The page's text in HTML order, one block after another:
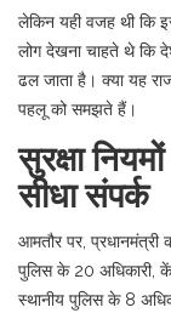
लेकिन यही वजह थी कि
लोग देखना चाहते थे कि
ढल जाता है। क्या यह
पहलू को समझते हैं।
सुरक्षा
सीधा संपर्क
आमतौर पर, प्रधानमंत्री
पुलिस के 20 अधिकारी,
स्थानीय पुलिस के 8